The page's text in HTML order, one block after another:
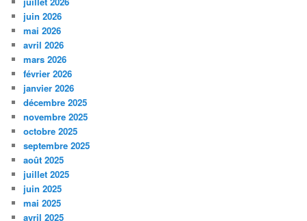
juin 2026
mai 2026
avril 2026
mars 2026
février 2026
janvier 2026
décembre 2025
novembre 2025
octobre 2025
septembre 2025
août 2025
juillet 2025
juin 2025
mai 2025
avril 2025